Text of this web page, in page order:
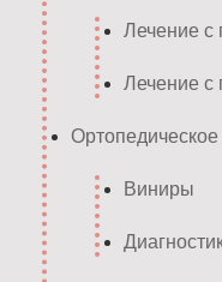
Лечение с
Лечение с
Ортопедическое
Виниры